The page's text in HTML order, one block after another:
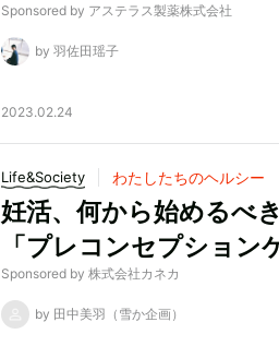
Sponsored by アステラス製薬株式会社
by 羽佐田瑶子
2023.02.24
Life&Society わたしたちのヘルシー
妊活、何から始めるべ
「プレコンセプション
Sponsored by 株式会社カネカ
by 田中美羽（雪か企画）